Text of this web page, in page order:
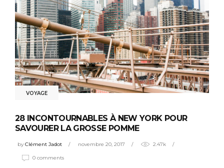
VOYAGE
28 INCONTOURNABLES À NEW YORK POUR
SAVOURER LA GROSSE POMME
byClément Jadot novembre 20, 2017 2.47k
0 comments